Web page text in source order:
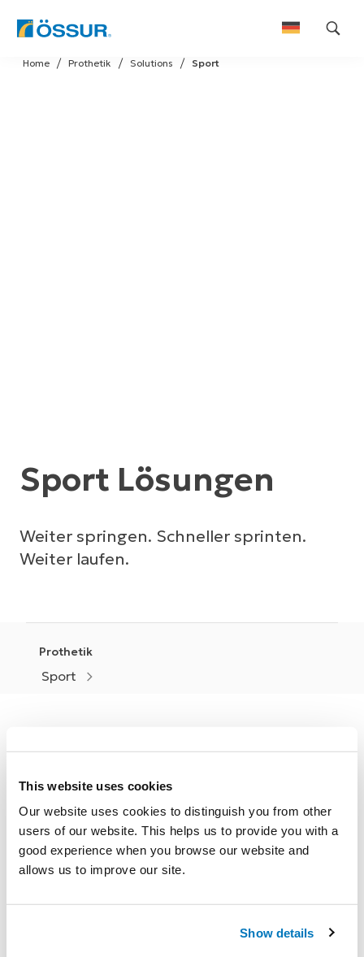
This website uses cookies
Our website uses cookies to distinguish you from other
users of our website. This helps us to provide you with a
good experience when you browse our website and
allows us to improve our site.
Show details
Skip
to
Sport
Solutions
Prothetik
Home
Sport Lösungen
Weiter springen. Schneller sprinten.
Weiter laufen.
Prothetik
Sport
ausüben, Erfolg zu haben, Meisterschaften zu
gewinnen und weltweit Rekorde aufzustellen. In
Zusammenarbeit mitElite-Läufer:innen,
Paralympiker:innen, Triathlet:innen,
Grundlage der besonderen Bedürfnisse und